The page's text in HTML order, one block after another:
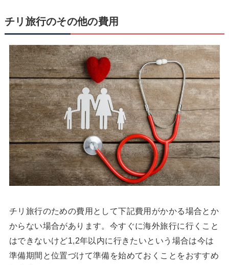
チリ旅行のその他の費用
チリ旅行のための費用として下記費用がかかる場合とか
からない場合があります。今すぐに海外旅行に行くこと
はできないけど1,2年以内に行きたいという場合は今は
準備期間と位置づけて準備を始めておくことをおすすめ